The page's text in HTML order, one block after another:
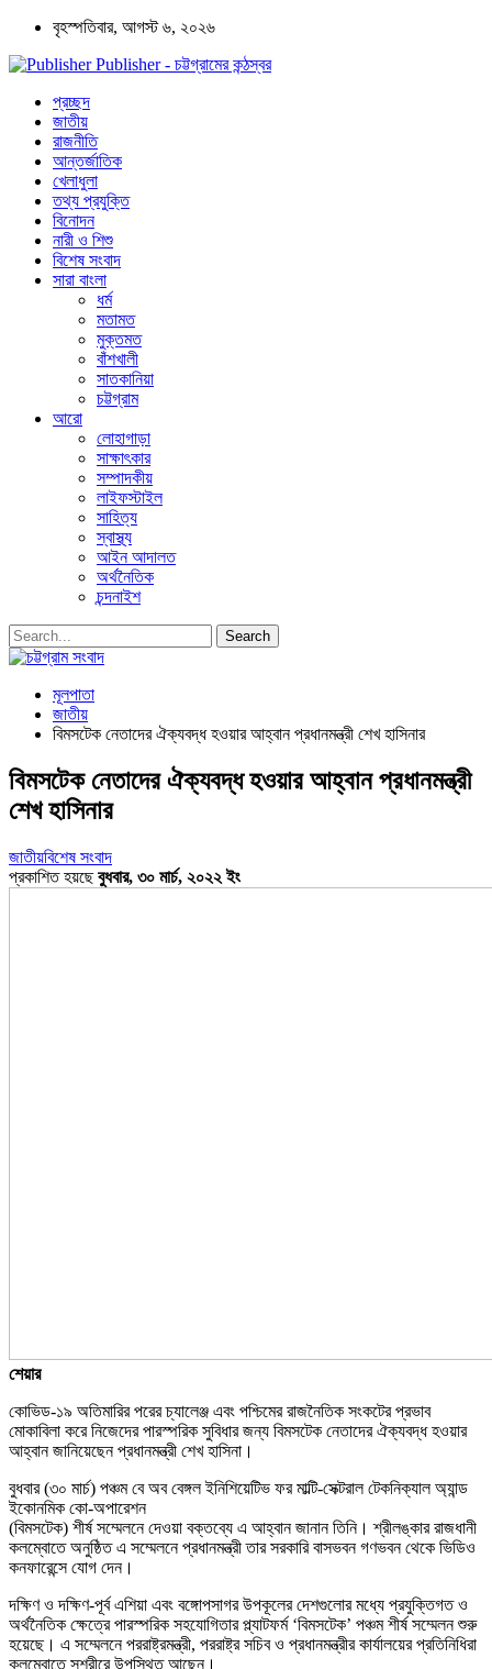
বৃহস্পতিবার, আগস্ট ৬, ২০২৬
Publisher - চট্টগ্রামের কন্ঠস্বর
প্রচ্ছদ
জাতীয়
রাজনীতি
আন্তর্জাতিক
খেলাধুলা
তথ্য প্রযুক্তি
বিনোদন
নারী ও শিশু
বিশেষ সংবাদ
সারা বাংলা
ধর্ম
মতামত
মুক্তমত
বাঁশখালী
সাতকানিয়া
চট্টগ্রাম
আরো
লোহাগাড়া
সাক্ষাৎকার
সম্পাদকীয়
লাইফস্টাইল
সাহিত্য
স্বাস্থ্য
আইন আদালত
অর্থনৈতিক
চন্দনাইশ
মূলপাতা
জাতীয়
বিমসটেক নেতাদের ঐক্যবদ্ধ হওয়ার আহ্বান প্রধানমন্ত্রী শেখ হাসিনার
বিমসটেক নেতাদের ঐক্যবদ্ধ হওয়ার আহ্বান প্রধানমন্ত্রী
শেখ হাসিনার
জাতীয়বিশেষ সংবাদ
প্রকাশিত হয়ছেবুধবার, ৩০ মার্চ, ২০২২ ইং
শেয়ার
কোভিড-১৯ অতিমারির পরের চ্যালেঞ্জ এবং পশ্চিমের রাজনৈতিক সংকটের প্রভাব
মোকাবিলা করে নিজেদের পারস্পরিক সুবিধার জন্য বিমসটেক নেতাদের ঐক্যবদ্ধ হওয়ার
আহ্বান জানিয়েছেন প্রধানমন্ত্রী শেখ হাসিনা।
বুধবার (৩০ মার্চ) পঞ্চম বে অব বেঙ্গল ইনিশিয়েটিভ ফর মাল্টি-সেক্টরাল টেকনিক্যাল অ্যান্ড
ইকোনমিক কো-অপারেশন
(বিমসটেক) শীর্ষ সম্মেলনে দেওয়া বক্তব্যে এ আহ্বান জানান তিনি। শ্রীলঙ্কার রাজধানী
কলম্বোতে অনুষ্ঠিত এ সম্মেলনে প্রধানমন্ত্রী তার সরকারি বাসভবন গণভবন থেকে ভিডিও
কনফারেন্সে যোগ দেন।
দক্ষিণ ও দক্ষিণ-পূর্ব এশিয়া এবং বঙ্গোপসাগর উপকূলের দেশগুলোর মধ্যে প্রযুক্তিগত ও
অর্থনৈতিক ক্ষেত্রে পারস্পরিক সহযোগিতার প্ল্যাটফর্ম ‘বিমসটেক’ পঞ্চম শীর্ষ সম্মেলন শুরু
হয়েছে। এ সম্মেলনে পররাষ্ট্রমন্ত্রী, পররাষ্ট্র সচিব ও প্রধানমন্ত্রীর কার্যালয়ের প্রতিনিধিরা
কলম্বোতে সশরীরে উপস্থিত আছেন।